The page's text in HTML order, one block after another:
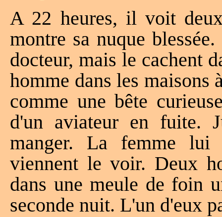
A 22 heures, il voit
montre sa nuque
docteur, mais le cachent
homme dans les
comme une bête
d'un aviateur en fuite.
manger. La femme lui
viennent le voir. Deux
dans une meule de foin
seconde nuit. L'un d'eux